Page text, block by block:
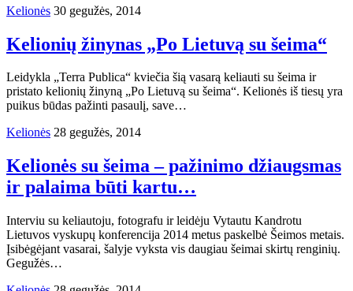
Kelionės 30 gegužės, 2014
Kelionių žinynas „Po Lietuvą su šeima“
Leidykla „Terra Publica“ kviečia šią vasarą keliauti su šeima ir
pristato kelionių žinyną „Po Lietuvą su šeima“. Kelionės iš tiesų yra
puikus būdas pažinti pasaulį, save…
Kelionės 28 gegužės, 2014
Kelionės su šeima – pažinimo džiaugsmas
ir palaima būti kartu…
Interviu su keliautoju, fotografu ir leidėju Vytautu Kandrotu
Lietuvos vyskupų konferencija 2014 metus paskelbė Šeimos metais.
Įsibėgėjant vasarai, šalyje vyksta vis daugiau šeimai skirtų renginių.
Gegužės…